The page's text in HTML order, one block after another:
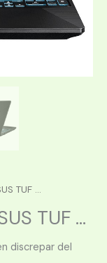
TUF ...
TUF ...
discrepar del